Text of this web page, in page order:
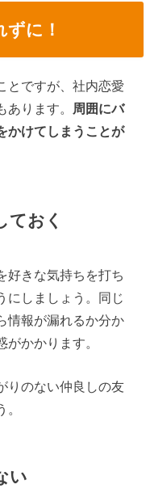
に！
とですが、社内恋愛
ります。 周囲にバ
かけてしまうことが
ておく
好きな気持ちを打ち
にしましょう。同じ
情報が漏れるか分か
かかります。
りのない仲良しの友
い